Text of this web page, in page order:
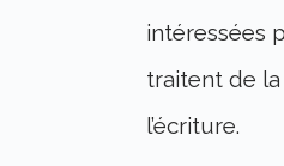
intéressées
traitent de
l’écriture.